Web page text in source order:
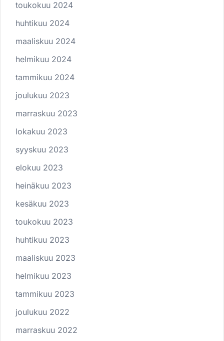
toukokuu 2024
huhtikuu 2024
maaliskuu 2024
helmikuu 2024
tammikuu 2024
joulukuu 2023
marraskuu 2023
lokakuu 2023
syyskuu 2023
elokuu 2023
heinäkuu 2023
kesäkuu 2023
toukokuu 2023
huhtikuu 2023
maaliskuu 2023
helmikuu 2023
tammikuu 2023
joulukuu 2022
marraskuu 2022